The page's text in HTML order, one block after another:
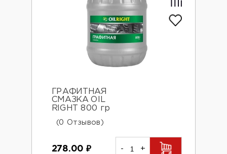
ГРАФИТНАЯ
СМАЗКА OIL
RIGHT 800 гр
(0 Отзывов)
278.00 ₽ - +